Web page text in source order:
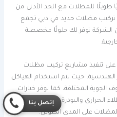
طويلًا للمظلات مع الحد الأدنى من
تركيب مظلات حديد في دبي تجمع
الشركة توفر لك حلولًا مخصصة
على تنفيذ مشاريع تركيب مظلات
الهندسية، حيث يتم استخدام الهياكل
الجوية المختلفة، كما توفر خيارات
الحراري والبودرة المقاومة
على المدى الطويل.
إتصل بنا